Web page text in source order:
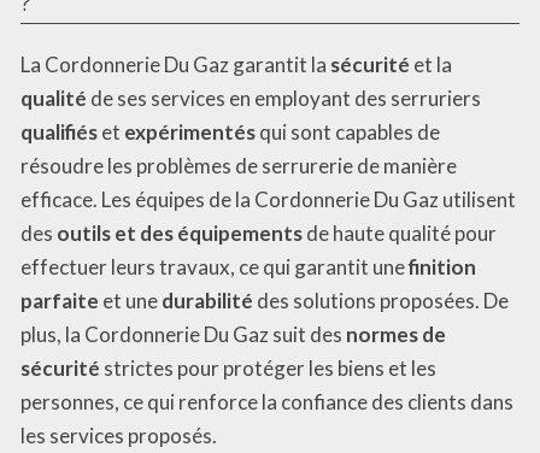
La Cordonnerie Du Gaz garantit la sécurité et la
qualité de ses services en employant des serruriers
qualifiéset expérimentésqui sont capables de
résoudre les problèmes de serrurerie de manière
efficace. Les équipes de la Cordonnerie Du Gaz utilisent
des outils et des équipementsde haute qualité pour
effectuer leurs travaux, ce qui garantit unefinition
parfaite et unedurabilité des solutions proposées. De
plus, la Cordonnerie Du Gaz suit des normes de
sécurité strictes pour protéger les biens et les
personnes, ce qui renforce la confiance des clients dans
les services proposés.